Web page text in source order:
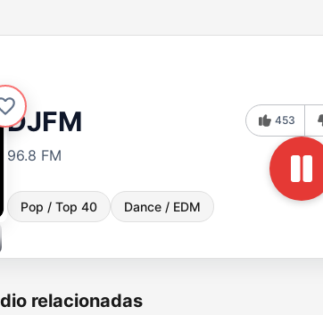
DJFM
96.8 FM
Pop / Top 40 Dance / EDM
453
relacionadas